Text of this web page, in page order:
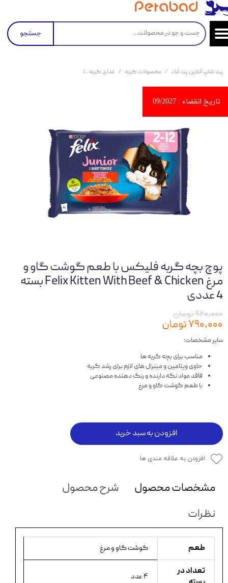
جستجو
پت شاپ آنلاین پت آباد محصولات گربه غذای گربه
پوچ بچه گربه فلیکس با طعم گوشت گاو و
مرغ Felix Kitten With Beef & Chicken بسته
4 عددی
۹۲۰,۰۰۰ تومان
۷۹۰,۰۰۰ تومان
سایر مشخصات:
مناسب برای بچه گربه ها
حاوی ویتامین و مینرال های لازم برای رشد گربه
فاقد مواد نگه دارنده و رنگ دهنده مصنوعی
با طعم گوشت گاو و مرغ
افزودن به سبد خرید
افزودن به علاقه مندی ها
مشخصات محصول
شرح محصول
نظرات
طعم گوشت گاو و مرغ
تعداد در
۴ عدد